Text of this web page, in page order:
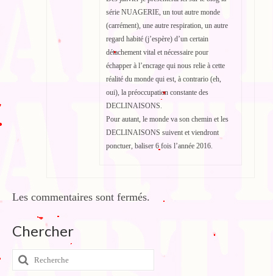
série NUAGERIE, un tout autre monde
(carrément), une autre respiration, un autre
regard habité (j’espère) d’un certain
détachement vital et nécessaire pour
échapper à l’encrage qui nous relie à cette
réalité du monde qui est, à contrario (eh,
oui), la préoccupation constante des
DECLINAISONS.
Pour autant, le monde va son chemin et les
DECLINAISONS suivent et viendront
ponctuer, baliser 6 fois l’année 2016.
Les commentaires sont fermés.
Chercher
Rechercher
: